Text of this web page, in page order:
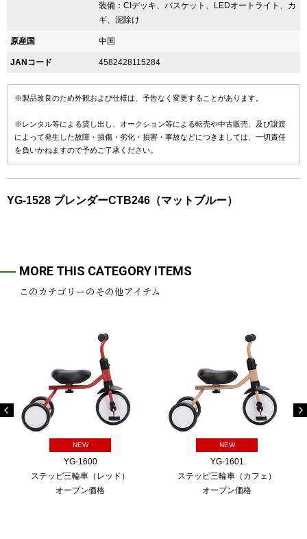
装備：CIデッキ、バスケット、LEDオートライト、カ
ギ、泥除け
原産国 中国
JANコード 4582428115284
※製品改良のため外観および仕様は、予告なく変更することがあります。
※レンタル等による貸し出し、オークション等による転売や中古販売、及び譲渡
によって発生した故障・損傷・劣化・損害・事故などにつきましては、一切責任
を負いかねますので予めご了承ください。
YG-1528 ブレンダーCTB246（マットブルー）
MORE THIS CATEGORY ITEMS
このカテゴリーのその他アイテム
NEW
YG-1600
ステッピ三輪車（レッド）
オープン価格
NEW
YG-1601
ステッピ三輪車（カフェ）
オープン価格